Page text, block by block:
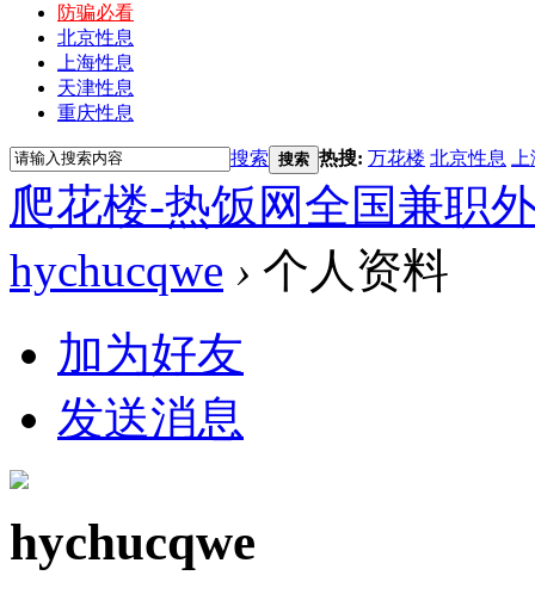
防骗必看
北京性息
上海性息
天津性息
重庆性息
搜索 搜索 热搜: 万花楼 北京性息
爬花楼-热饭网全国兼职
hychucqwe › 个人资料
加为好友
发送消息
hychucqwe